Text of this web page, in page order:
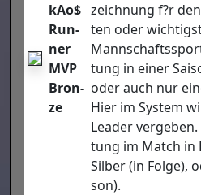
kAo$
Run­
ner
MVP
Bron­
ze
zeich­nung f?r
ten oder
tung in einer
oder auch nur
Hier im Sys­tem
Lea­der
tung im Match in
Sil­ber (in Fol­ge),
son).